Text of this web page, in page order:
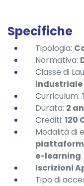
Specifiche
Tipologia:
Normativa:
Classe di
industriale
Curriculum:
Durata: 2
Crediti: 120
Modalità di
e-learning
Iscrizioni
Tipo di